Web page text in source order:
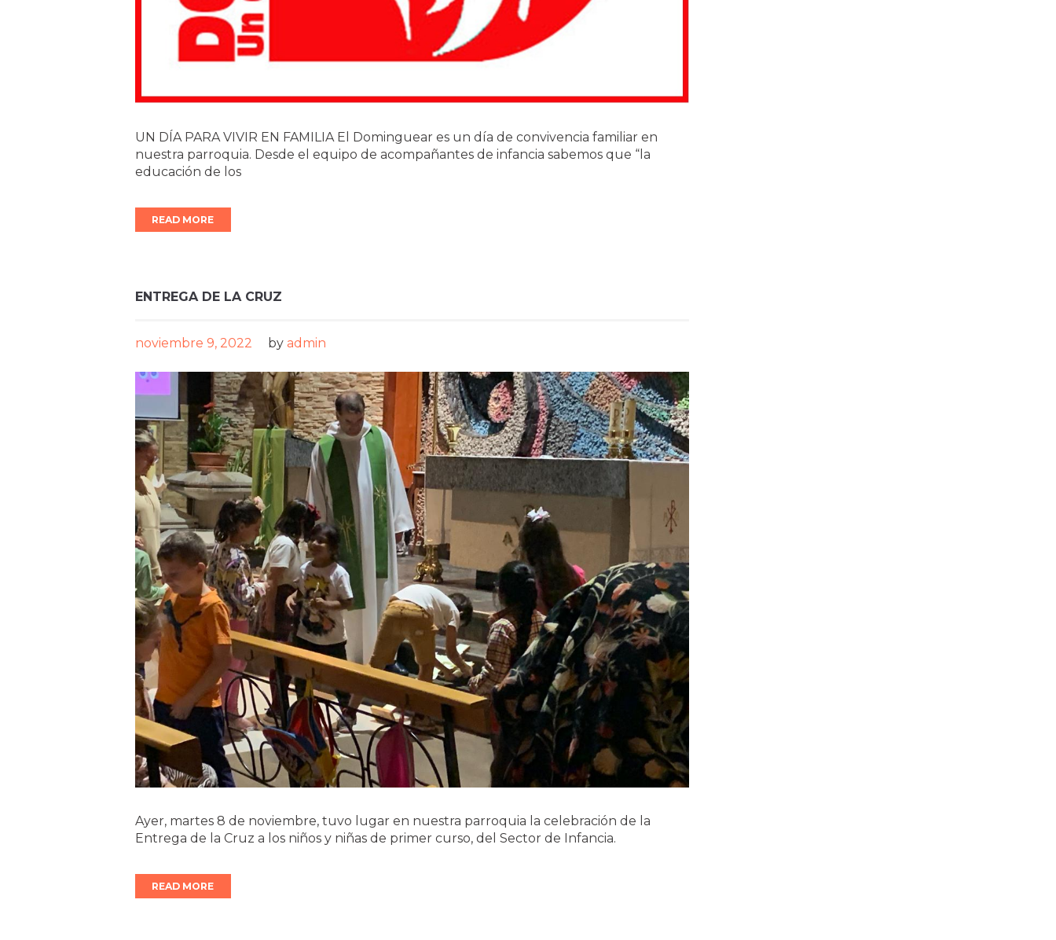
UN DÍA PARA VIVIR EN FAMILIA El Dominguear es un día de convivencia familiar en
nuestra parroquia. Desde el equipo de acompañantes de infancia sabemos que “la
educación de los
READ MORE
ENTREGA DE LA CRUZ
noviembre 9, 2022 by admin
Ayer, martes 8 de noviembre, tuvo lugar en nuestra parroquia la celebración de la
Entrega de la Cruz a los niños y niñas de primer curso, del Sector de Infancia.
READ MORE